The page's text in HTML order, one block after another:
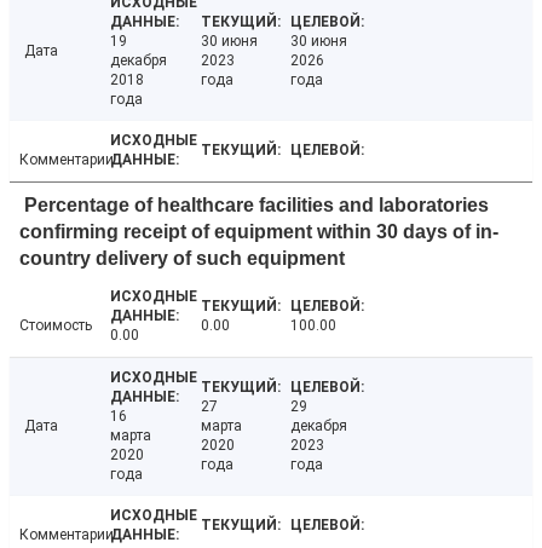
Дата
19
декабря
2018
года
30 июня
2023
года
30 июня
2026
года
Комментарии
Percentage of healthcare facilities and laboratories
confirming receipt of equipment within 30 days of in-
country delivery of such equipment
Стоимость
0.00
0.00 100.00
Дата
16
марта
2020
года
27
марта
2020
года
29
декабря
2023
года
Комментарии